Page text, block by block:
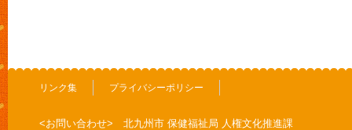
リンク集 プライバシーポリシー
<お問い合わせ> 北九州市 保健福祉局 人権文化推進課